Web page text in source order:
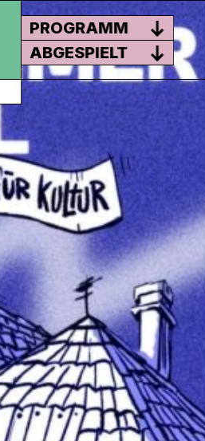
PROGRAMM
ABGESPIELT